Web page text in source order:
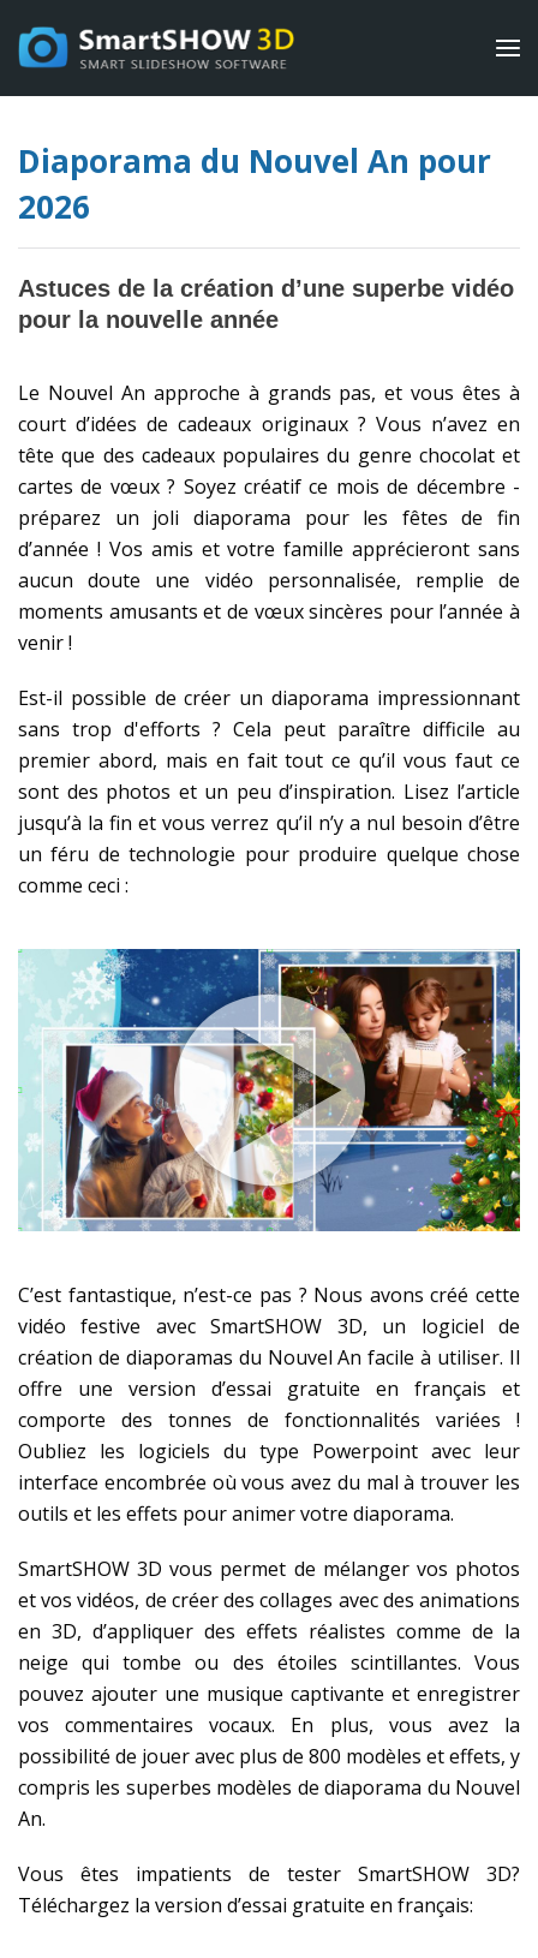
Diaporama du Nouvel An pour
2026
Astuces de la création d’une superbe vidéo
pour la nouvelle année
Le Nouvel An approche à grands pas, et vous êtes à
court d’idées de cadeaux originaux ? Vous n’avez en
tête que des cadeaux populaires du genre chocolat et
cartes de vœux ? Soyez créatif ce mois de décembre -
préparez un joli diaporama pour les fêtes de fin
d’année ! Vos amis et votre famille apprécieront sans
aucun doute une vidéo personnalisée, remplie de
moments amusants et de vœux sincères pour l’année à
venir !
Est-il possible de créer un diaporama impressionnant
sans trop d'efforts ? Cela peut paraître difficile au
premier abord, mais en fait tout ce qu’il vous faut ce
sont des photos et un peu d’inspiration. Lisez l’article
jusqu’à la fin et vous verrez qu’il n’y a nul besoin d’être
un féru de technologie pour produire quelque chose
comme ceci :
C’est fantastique, n’est-ce pas ? Nous avons créé cette
vidéo festive avec SmartSHOW 3D, un logiciel de
création de diaporamas du Nouvel An facile à utiliser. Il
offre une version d’essai gratuite en français et
comporte des tonnes de fonctionnalités variées !
Oubliez les logiciels du type Powerpoint avec leur
interface encombrée où vous avez du mal à trouver les
outils et les effets pour animer votre diaporama.
SmartSHOW 3D vous permet de mélanger vos photos
et vos vidéos, de créer des collages avec des animations
en 3D, d’appliquer des effets réalistes comme de la
neige qui tombe ou des étoiles scintillantes. Vous
pouvez ajouter une musique captivante et enregistrer
vos commentaires vocaux. En plus, vous avez la
possibilité de jouer avec plus de 800 modèles et effets, y
compris les superbes modèles de diaporama du Nouvel
An.
Vous êtes impatients de tester SmartSHOW 3D?
Téléchargez la version d’essai gratuite en français: